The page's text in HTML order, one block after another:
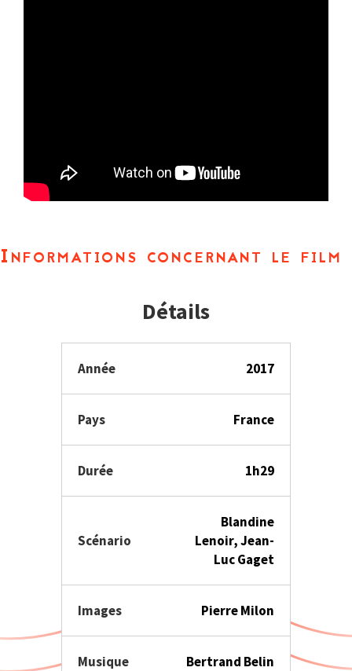
Informations concernant le film
Détails
Année 2017
Pays France
Durée 1h29
Scénario
Blandine
Lenoir, Jean-
Luc Gaget
Images Pierre Milon
Musique Bertrand Belin